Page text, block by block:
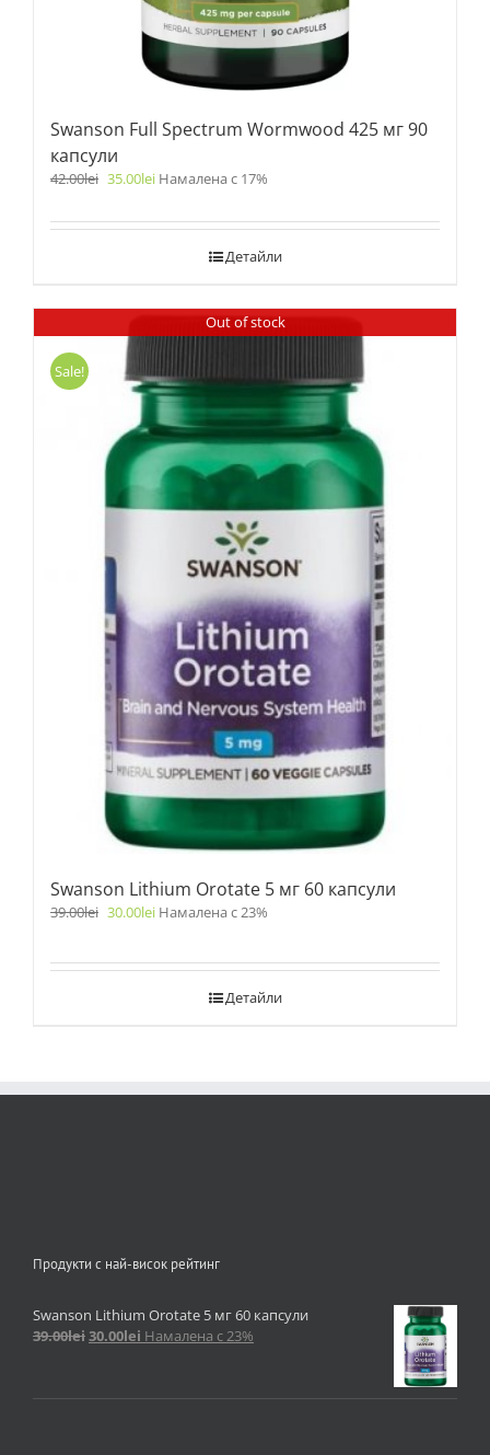
Swanson Full Spectrum Wormwood 425 мг 90
капсули
42.00lei 35.00lei Намалена с 17%
Детайли
Out of stock
Sale!
Swanson Lithium Orotate 5 мг 60 капсули
39.00lei 30.00lei Намалена с 23%
Детайли
Продукти с най-висок рейтинг
Swanson Lithium Orotate 5 мг 60 капсули
39.00lei30.00lei Намалена с 23%